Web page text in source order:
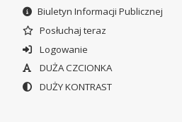
Biuletyn Informacji Publicznej
Posłuchaj teraz
Logowanie
DUŻA CZCIONKA
DUŻY KONTRAST